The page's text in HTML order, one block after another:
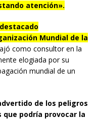
atención».
Mundial de la
como consultor en la
elogiada por su
mundial de un
de los peligros
que podría provocar la